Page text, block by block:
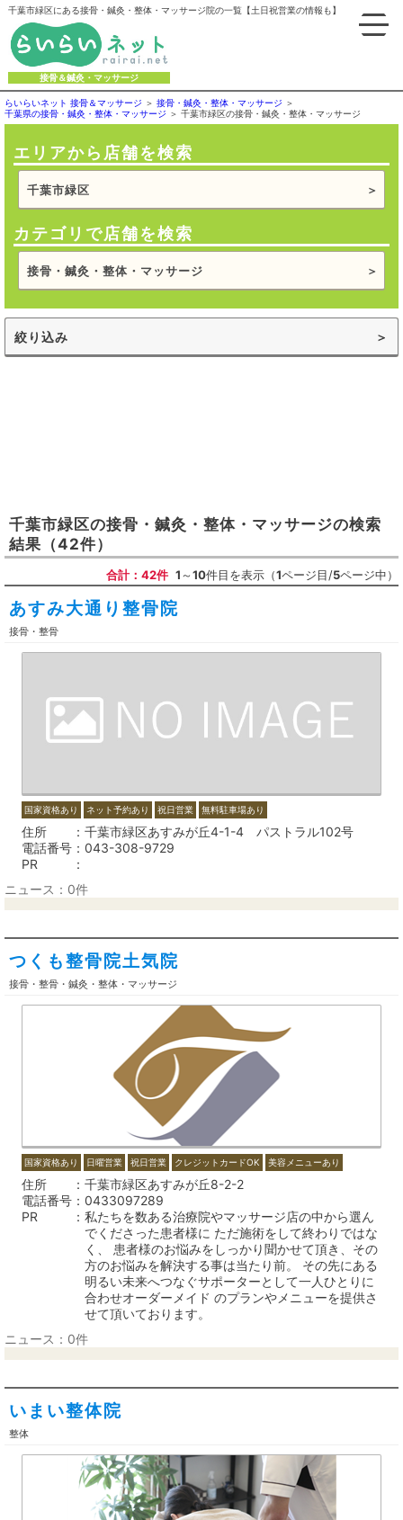
千葉市緑区にある接骨・鍼灸・整体・マッサージ院の一覧【土日祝営業の情報も】
接骨＆鍼灸・マッサージ
らいらいネット 接骨＆マッサージ
接骨・鍼灸・整体・マッサージ
千葉県の接骨・鍼灸・整体・マッサージ
千葉市緑区の接骨・鍼灸・整体・マッサージ
エリアから店舗を検索
千葉市緑区
カテゴリで店舗を検索
接骨・鍼灸・整体・マッサージ
絞り込み
千葉市緑区の接骨・鍼灸・整体・マッサージの検索
結果 （42件）
合計：42件 1～10件目を表示（1ページ目/5ページ中）
あすみ大通り整骨院
接骨・整骨
国家資格あり ネット予約あり 祝日営業 無料駐車場あり
住所
千葉市緑区あすみが丘4-1-4 パストラル102号
電話番号
043-308-9729
PR
ニュース：0件
つくも整骨院土気院
接骨・整骨・鍼灸・整体・マッサージ
国家資格あり 日曜営業 祝日営業 クレジットカードOK 美容メニューあり
住所
千葉市緑区あすみが丘8-2-2
電話番号
0433097289
PR
私たちを数ある治療院やマッサージ店の中から選ん
でくださった患者様に ただ施術をして終わりではな
く、 患者様のお悩みをしっかり聞かせて頂き、その
方のお悩みを解決する事は当たり前。 その先にある
明るい未来へつなぐサポーターとして一人ひとりに
合わせオーダーメイド のプランやメニューを提供さ
せて頂いております。
ニュース：0件
いまい整体院
整体